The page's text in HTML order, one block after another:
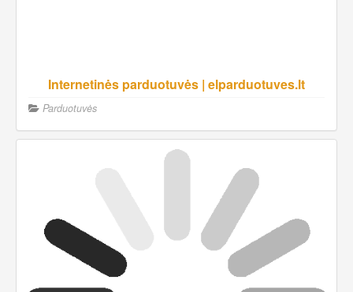
Internetinės parduotuvės | elparduotuves.lt
Parduotuvės